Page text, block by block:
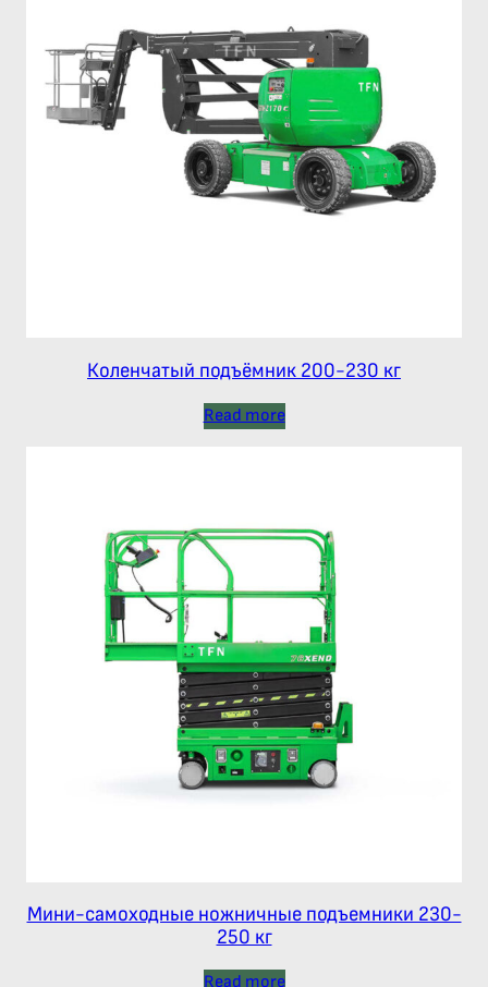
Коленчатый подъёмник 200-230 кг
Read more
Мини-самоходные ножничные подъемники 230-
250 кг
Read more